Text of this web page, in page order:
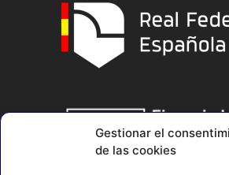
Gestionar el
de las cookies